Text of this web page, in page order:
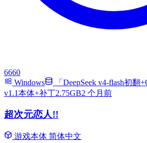
6660
Windows
「DeepSeek v4-flash初翻
v1.1本体+补丁2.75GB2 个月前
超次元恋人!!
游戏本体 简体中文